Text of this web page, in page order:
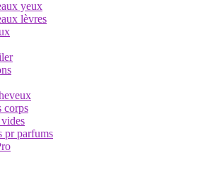
yeux
lèvres
corps
pr parfums